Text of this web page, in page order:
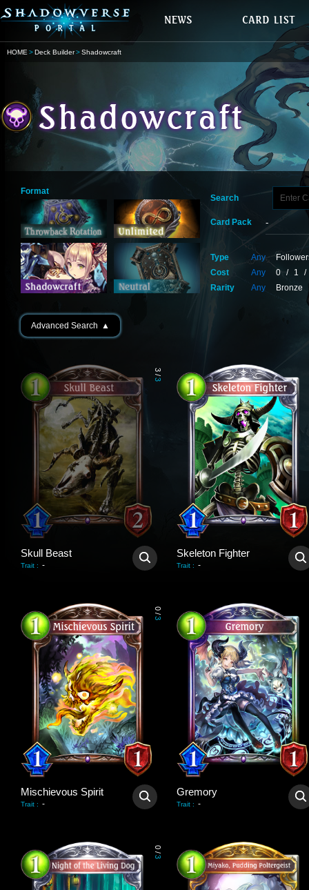
HOME Deck Builder Shadowcraft
Format
Search
Card Pack
Type Any
Cost
Any 0 / 1
/
Rarity
Any Bronze
Advanced Search ▲
3
/
3
Skull Beast
Trait : -
Skeleton Fighter
Trait : -
0
/
3
Mischievous Spirit
Trait : -
Gremory
Trait : -
0
/
3